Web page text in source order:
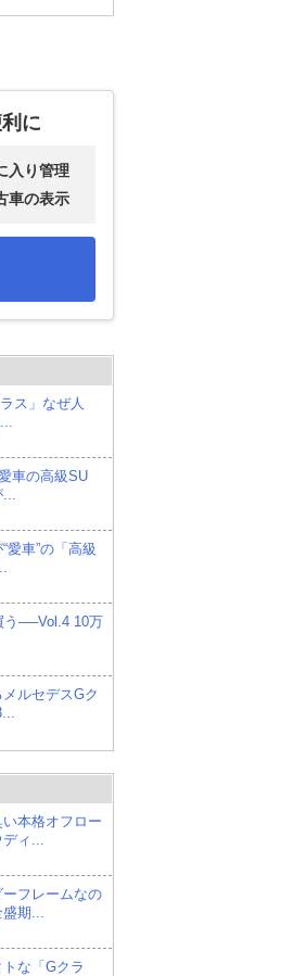
に
入り管理
車の表示
ス」なぜ人
車の高級SU
...
愛車”の「高級
う──Vol.4 10万
ルセデスGク
い本格オフロー
ディ...
ーフレームなの
盛期...
な「Gクラ